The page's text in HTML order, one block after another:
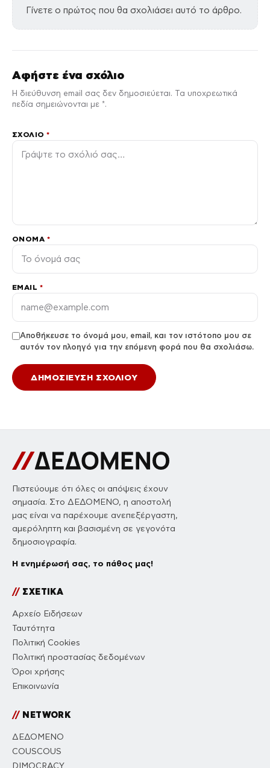
Γίνετε ο πρώτος που θα σχολιάσει αυτό το άρθρο.
Αφήστε ένα σχόλιο
Η διεύθυνση email σας δεν δημοσιεύεται. Τα υποχρεωτικά
πεδία σημειώνονται με *.
ΣΧΌΛΙΟ*
ΌΝΟΜΑ *
EMAIL *
Αποθήκευσε το όνομά μου, email, και τον ιστότοπο μου σε
αυτόν τον πλοηγό για την επόμενη φορά που θα σχολιάσω.
Πιστεύουμε ότι όλες οι απόψεις έχουν
σημασία. Στο ΔΕΔΟΜΕΝΟ, η αποστολή
μας είναι να παρέχουμε ανεπεξέργαστη,
αμερόληπτη και βασισμένη σε γεγονότα
δημοσιογραφία.
Η ενημέρωσή σας, το πάθος μας!
//ΣΧΕΤΙΚΑ
Αρχείο Ειδήσεων
Ταυτότητα
Πολιτική Cookies
Πολιτική προστασίας δεδομένων
Όροι χρήσης
Επικοινωνία
//NETWORK
ΔΕΔΟΜΕΝΟ
COUSCOUS
DIMOCRACY